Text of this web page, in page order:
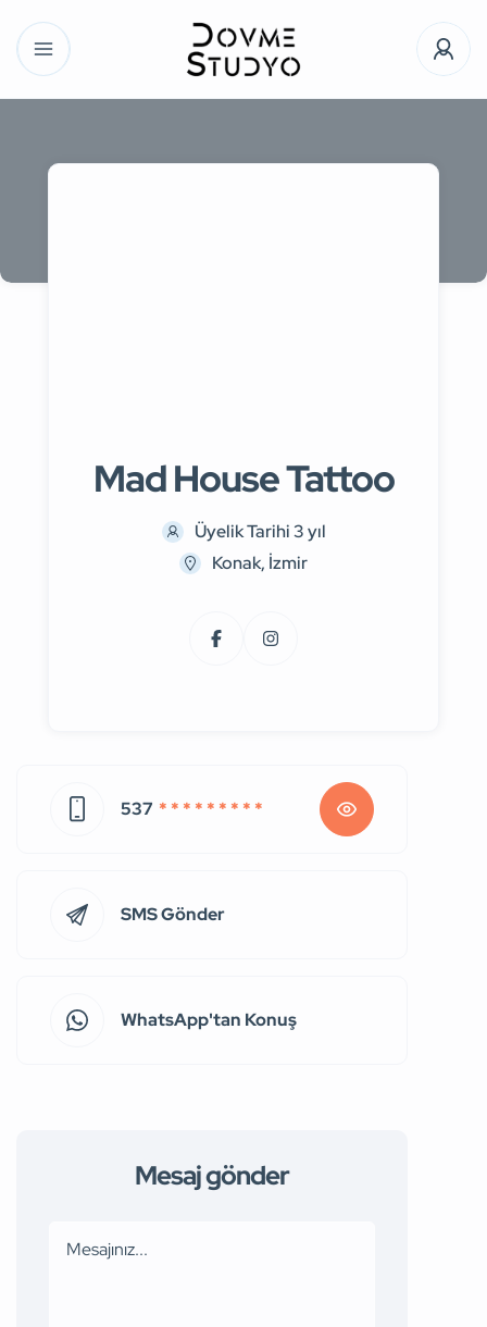
Mad House Tattoo
Üyelik Tarihi 3 yıl
Konak, İzmir
537 * * * * * * * * *
SMS Gönder
WhatsApp'tan Konuş
Mesaj gönder